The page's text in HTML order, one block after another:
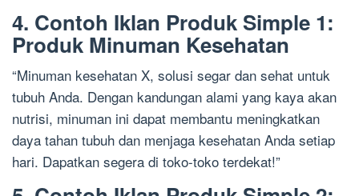
4. Contoh Iklan Produk Simple 1:
Produk Minuman Kesehatan
“Minuman kesehatan X, solusi segar dan sehat untuk
tubuh Anda. Dengan kandungan alami yang kaya akan
nutrisi, minuman ini dapat membantu meningkatkan
daya tahan tubuh dan menjaga kesehatan Anda setiap
hari. Dapatkan segera di toko-toko terdekat!”